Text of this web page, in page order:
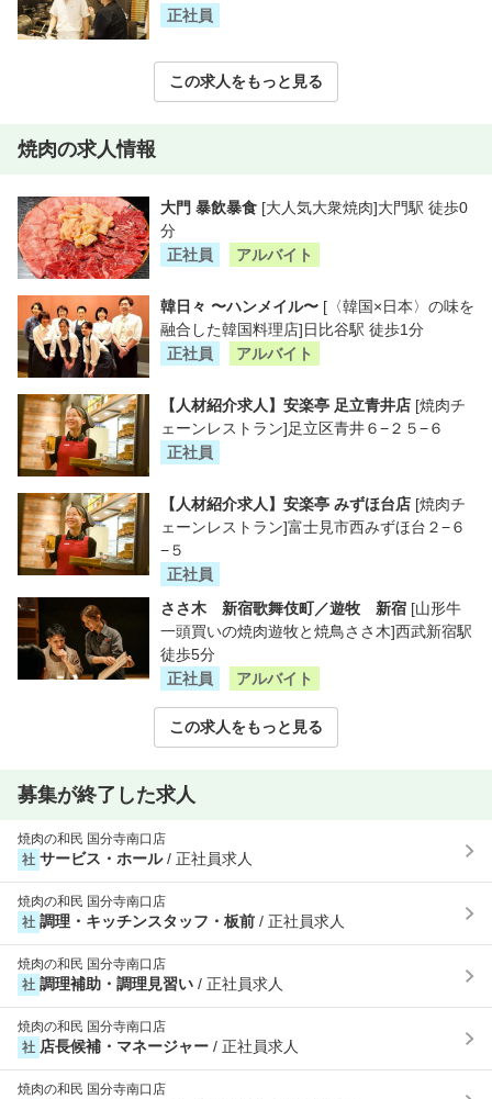
正社員
この求人をもっと見る
焼肉の求人情報
大門 暴飲暴食 [大人気大衆焼肉]大門駅 徒歩0
分
正社員
アルバイト
韓日々 〜ハンメイル〜 [〈韓国×日本〉の味を
融合した韓国料理店]日比谷駅 徒歩1分
正社員
アルバイト
【人材紹介求人】安楽亭 足立青井店 [焼肉チ
ェーンレストラン]足立区青井６−２５−６
正社員
【人材紹介求人】安楽亭 みずほ台店 [焼肉チ
ェーンレストラン]富士見市西みずほ台２−６
−５
正社員
ささ木 新宿歌舞伎町／遊牧 新宿 [山形牛
一頭買いの焼肉遊牧と焼鳥ささ木]西武新宿駅
徒歩5分
正社員
アルバイト
この求人をもっと見る
募集が終了した求人
焼肉の和民 国分寺南口店
社 サービス・ホール/ 正社員求人
焼肉の和民 国分寺南口店
社 調理・キッチンスタッフ・板前 / 正社員求人
焼肉の和民 国分寺南口店
社 調理補助・調理見習い / 正社員求人
焼肉の和民 国分寺南口店
社 店長候補・マネージャー / 正社員求人
焼肉の和民 国分寺南口店